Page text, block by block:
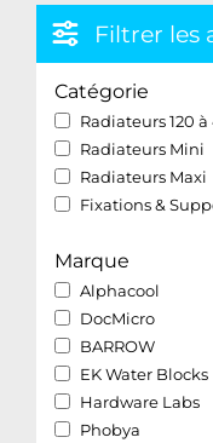
Filtrer les
Catégorie
Radiateurs 120
Radiateurs Mini
Radiateurs Maxi
Fixations &
Marque
Alphacool
DocMicro
BARROW
EK Water Blocks
Hardware Labs
Phobya